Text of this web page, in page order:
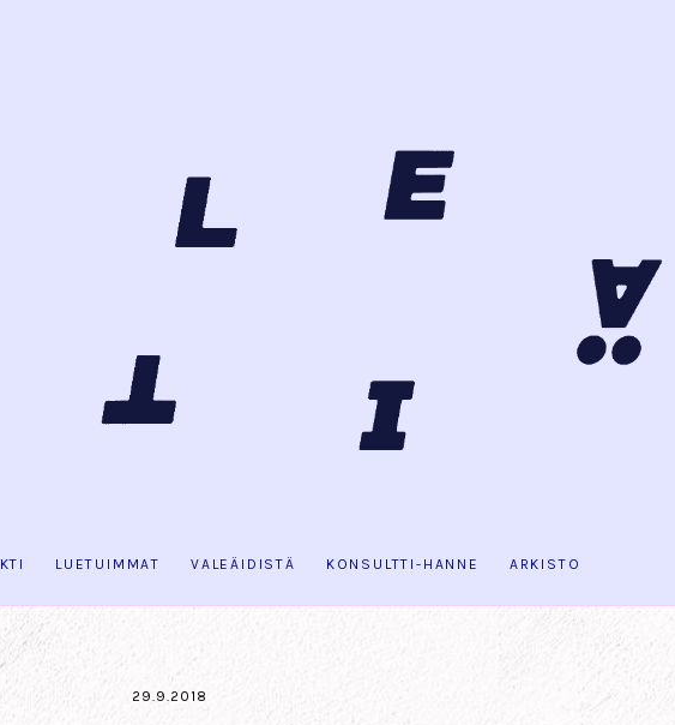
LUETUIMMAT VALEÄIDISTÄ KONSULTTI-HANNE ARKISTO
29.9.2018